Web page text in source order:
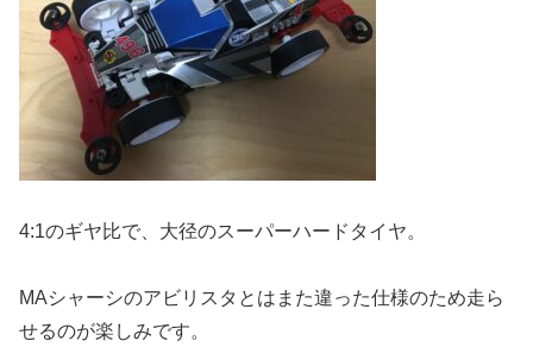
4:1のギヤ比で、大径のスーパーハードタイヤ。
MAシャーシのアビリスタとはまた違った仕様のため走ら
せるのが楽しみです。